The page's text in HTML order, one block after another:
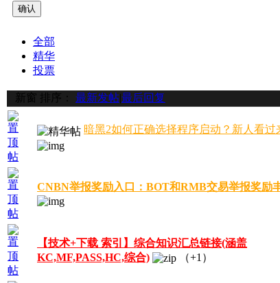
确认
全部
精华
投票
新窗 排序： 最新发帖最后回复
暗黑2如何正确选择程序启动？新人看过
CNBN举报奖励入口：BOT和RMB交易举报奖励
【技术+下载 索引】综合知识汇总链接(涵盖
KC,MF,PASS,HC,综合)
（+1）